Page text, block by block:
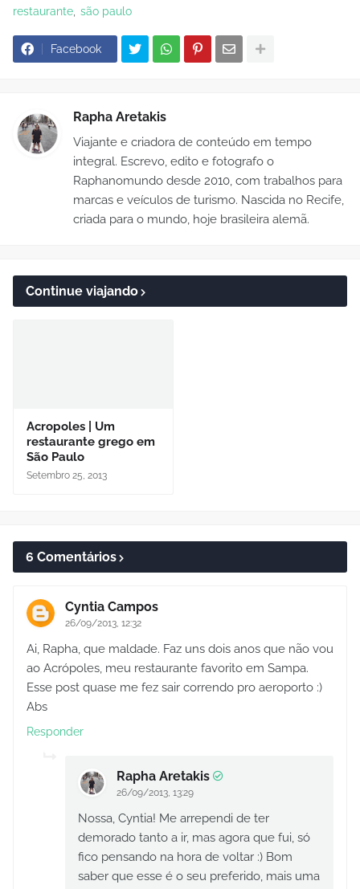
restaurante são paulo
Facebook
Rapha Aretakis
Viajante e criadora de conteúdo em tempo
integral. Escrevo, edito e fotografo o
Raphanomundo desde 2010, com trabalhos para
marcas e veículos de turismo. Nascida no Recife,
criada para o mundo, hoje brasileira alemã.
Continue viajando
Acropoles | Um
restaurante grego em
São Paulo
Setembro 25, 2013
6 Comentários
Cyntia Campos
26/09/2013, 12:32
Ai, Rapha, que maldade. Faz uns dois anos que não vou
ao Acrópoles, meu restaurante favorito em Sampa.
Esse post quase me fez sair correndo pro aeroporto :)
Abs
Responder
Rapha Aretakis
26/09/2013, 13:29
Nossa, Cyntia! Me arrependi de ter
demorado tanto a ir, mas agora que fui, só
fico pensando na hora de voltar :) Bom
saber que esse é o seu preferido, mais uma